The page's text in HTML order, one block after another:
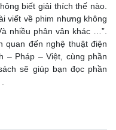
biết giải thích thế nào.
viết về phim nhưng không
nhiều phân vân khác …”.
quan đến nghệ thuật điện
– Pháp – Việt, cùng phần
sẽ giúp bạn đọc phần